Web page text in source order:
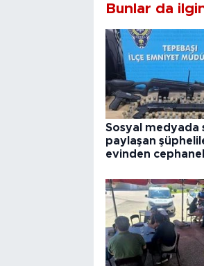
Bunlar da
Sosyal medyada
paylaşan
evinden